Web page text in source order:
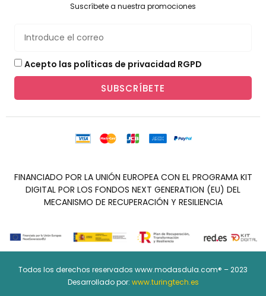
Suscríbete a nuestra promociones
Acepto las políticas de privacidad RGPD
SUBSCRÍBETE
FINANCIADO POR LA UNIÓN EUROPEA CON EL PROGRAMA KIT
DIGITAL POR LOS FONDOS NEXT GENERATION (EU) DEL
MECANISMO DE RECUPERACIÓN Y RESILIENCIA
Todos los derechos reservados www.modasdula.com® – 2023
Desarrollado por: www.turingtech.es